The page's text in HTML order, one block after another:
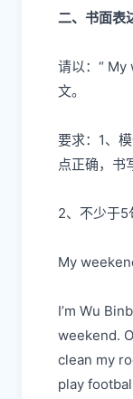
二、书面表
请以：“ My
文。
要求：1、
点正确，书
2、不少于5
My
I’m Wu
weekend.
clean my
play